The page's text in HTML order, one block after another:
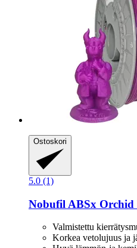
Ostoskori
5.0 (1)
Nobufil ABSx Orchid
Valmistettu
Korkea vetolujuus ja